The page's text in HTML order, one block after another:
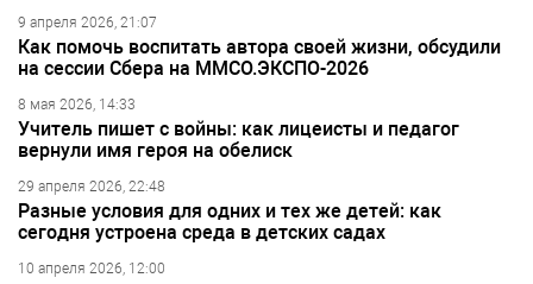
9 апреля 2026, 21:07
Как помочь воспитать автора своей жизни, обсудили
на сессии Сбера на ММСО.ЭКСПО-2026
8 мая 2026, 14:33
Учитель пишет с войны: как лицеисты и педагог
вернули имя героя на обелиск
29 апреля 2026, 22:48
Разные условия для одних и тех же детей: как
сегодня устроена среда в детских садах
10 апреля 2026, 12:00